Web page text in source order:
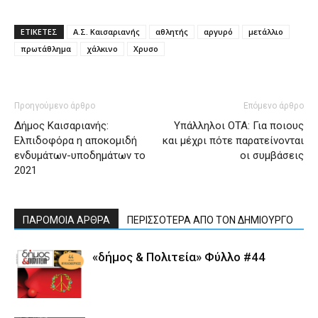
ΕΤΙΚΕΤΕΣ Α.Σ. Καισαριανής αθλητής αργυρό
μετάλλιο
πρωτάθλημα
χάλκινο Χρυσο
Προηγούμενο άρθρο
Δήμος Καισαριανής:
Ελπιδοφόρα η αποκομιδή
ενδυμάτων-υποδημάτων το
2021
Επόμενο άρθρο
Υπάλληλοι ΟΤΑ: Για ποιους
και μέχρι πότε παρατείνονται
οι συμβάσεις
ΠΑΡΟΜΟΙΑ ΑΡΘΡΑ ΠΕΡΙΣΣΟΤΕΡΑ ΑΠΟ ΤΟΝ ΔΗΜΙΟΥΡΓΟ
«δήμος & Πολιτεία» Φύλλο #44